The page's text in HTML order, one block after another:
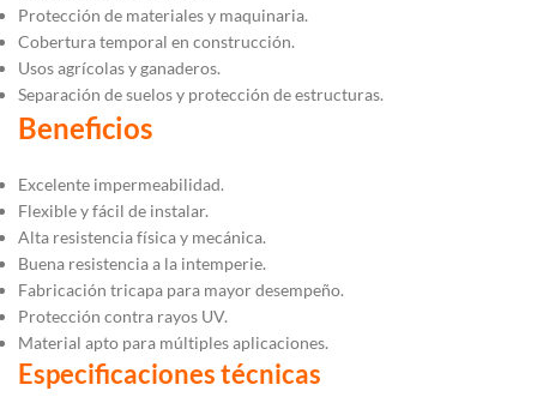
Protección de materiales y maquinaria.
Cobertura temporal en construcción.
Usos agrícolas y ganaderos.
Separación de suelos y protección de estructuras.
Beneficios
Excelente impermeabilidad.
Flexible y fácil de instalar.
Alta resistencia física y mecánica.
Buena resistencia a la intemperie.
Fabricación tricapa para mayor desempeño.
Protección contra rayos UV.
Material apto para múltiples aplicaciones.
Especificaciones técnicas